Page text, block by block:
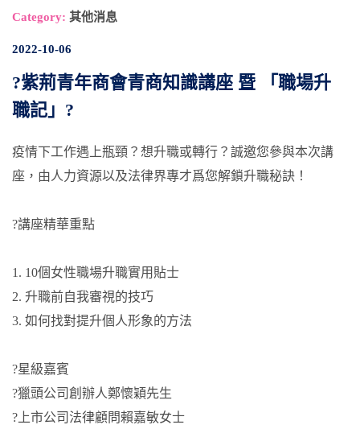
Category: 其他消息
2022-10-06
?紫荊青年商會青商知識講座 暨 「職場升
職記」?
疫情下工作遇上瓶頸？想升職或轉行？誠邀您參與本次講
座，由人力資源以及法律界專才爲您解鎖升職秘訣！
?講座精華重點
1. 10個女性職場升職實用貼士
2. 升職前自我審視的技巧
3. 如何找對提升個人形象的方法
?星級嘉賓
?獵頭公司創辦人鄭懷穎先生
?上市公司法律顧問賴嘉敏女士